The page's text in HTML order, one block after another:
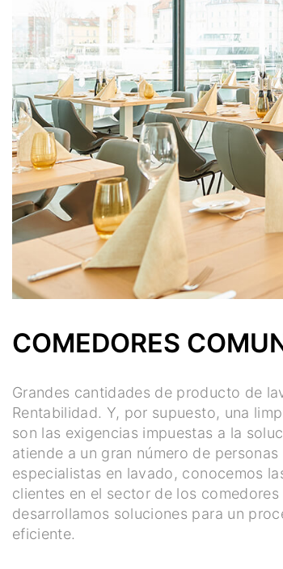
COMEDORES
Grandes cantidades de producto de
Rentabilidad. Y, por supuesto, una
son las exigencias impuestas a la
atiende a un gran número de
especialistas en lavado, conocemos
clientes en el sector de los
desarrollamos soluciones para un
eficiente.